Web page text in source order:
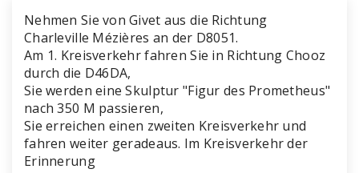
Nehmen Sie von Givet aus die Richtung
Charleville Mézières an der D8051.
Am 1. Kreisverkehr fahren Sie in Richtung Chooz
durch die D46DA,
Sie werden eine Skulptur "Figur des Prometheus"
nach 350 M passieren,
Sie erreichen einen zweiten Kreisverkehr und
fahren weiter geradeaus. Im Kreisverkehr der
Erinnerung